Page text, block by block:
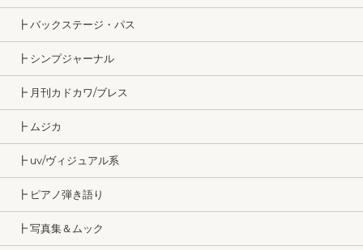
┣ バックステージ・パス
┣ シンプジャーナル
┣ 月刊カドカワ/ブレス
┣ ムジカ
┣ uv/ヴィジュアル系
┣ ピアノ弾き語り
┣ 写真集＆ムック